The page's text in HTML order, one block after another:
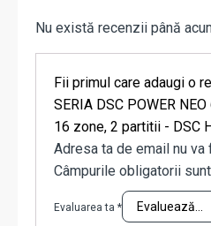
Nu există recenzii până
Fii primul care adaugi o
SERIA DSC POWER
16 zone, 2 partitii - DSC
Adresa ta de email nu va
Câmpurile obligatorii
Evaluarea ta *